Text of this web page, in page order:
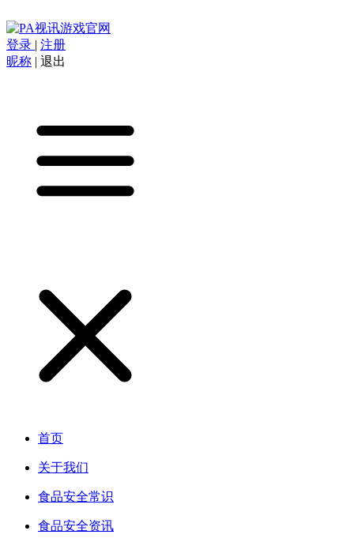
登录 | 注册
昵称 | 退出
首页
关于我们
食品安全常识
食品安全资讯